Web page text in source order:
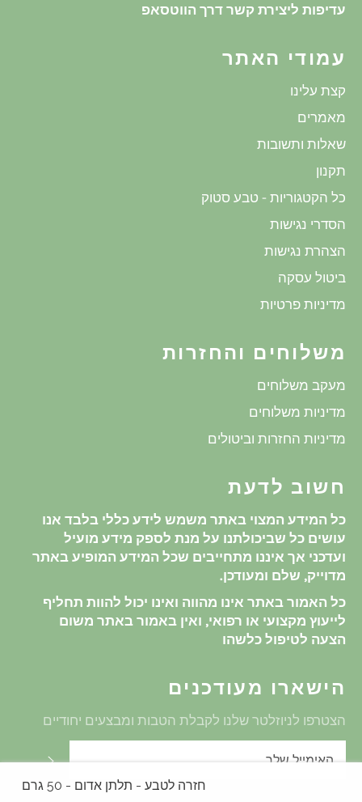
עדיפות ליצירת קשר דרך הווטסאפ
עמודי האתר
קצת עלינו
מאמרים
שאלות ותשובות
תקנון
כל הקטגוריות - טבע סטוק
הסדרי נגישות
הצהרת נגישות
ביטול עסקה
מדיניות פרטיות
משלוחים והחזרות
מעקב משלוחים
מדיניות משלוחים
מדיניות החזרות וביטולים
חשוב לדעת
כל המידע המצוי באתר משמש לידע כללי בלבד אנו
עושים כל שביכולתנו על מנת לספק מידע מועיל
ועדכני אך איננו מתחייבים שכל המידע המופיע באתר
מדוייק, שלם ומעודכן.
כל האמור באתר אינו מהווה ואינו יכול להוות תחליף
לייעוץ מקצועי או רפואי, ואין באמור באתר משום
הצעה לטיפול כלשהו
הישארו מעודכנים
הצטרפו לניוזלטר שלנו לקבלת הטבות ומבצעים יחודיים
שלח
חזרה לטבע - תלתן אדום - 50 גרם